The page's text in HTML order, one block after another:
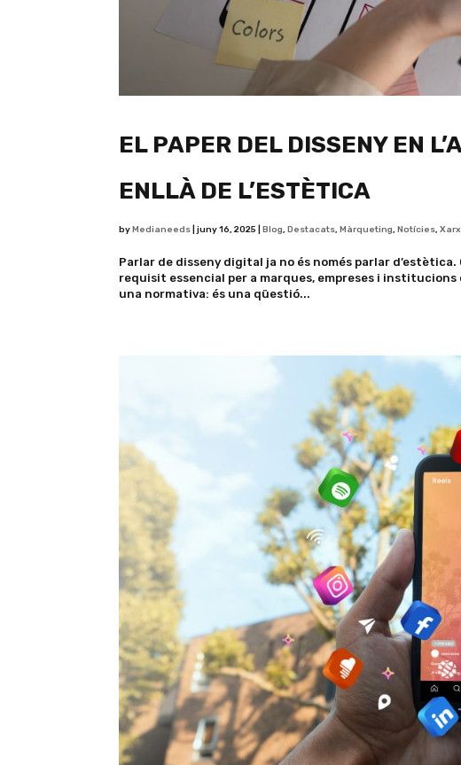
EL PAPER DEL DISSENY EN
ENLLÀ DE L’ESTÈTICA
byMedianeeds |juny 16, 2025 |Blog,Destacats,Màrqueting,Notícies,
Parlar de disseny digital ja no és només parlar
requisit essencial per a marques, empreses i
una normativa: és una qüestió...